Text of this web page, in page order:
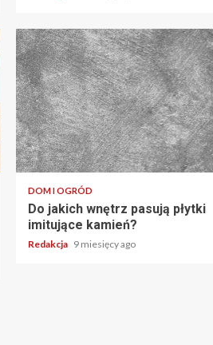
DOM I OGRÓD
Do jakich wnętrz pasują płytki
imitujące kamień?
Redakcja 9 miesięcy ago